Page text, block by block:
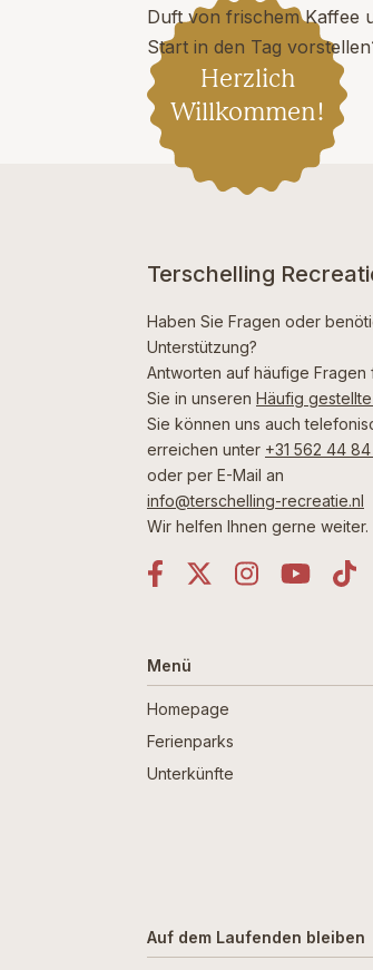
Duft von frischem Kaffee
Start in den Tag
Herzlich
Willkommen!
Terschelling
Haben Sie Fragen oder
Unterstützung?
Antworten auf häufige Fragen
Sie in unseren Häufig
Sie können uns auch
erreichen unter +31 562 44
oder per E-Mail an
info@terschelling-recreatie.nl
Wir helfen Ihnen gerne weiter.
Menü
Homepage
Ferienparks
Unterkünfte
Auf dem Laufenden bleiben